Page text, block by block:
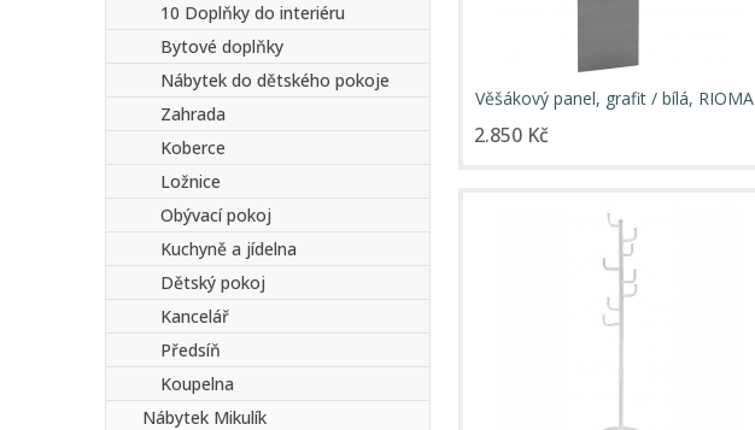
10 Doplňky do interiéru
Bytové doplňky
Nábytek do dětského pokoje
Zahrada
Koberce
Ložnice
Obývací pokoj
Kuchyně a jídelna
Dětský pokoj
Kancelář
Předsíň
Koupelna
Nábytek Mikulík
Věšákový panel, grafit / bílá, RIOMA
2.850 Kč